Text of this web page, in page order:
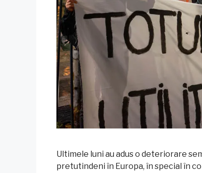
Ultimele luni au adus o deteriorare
pretutindeni în Europa, în special în